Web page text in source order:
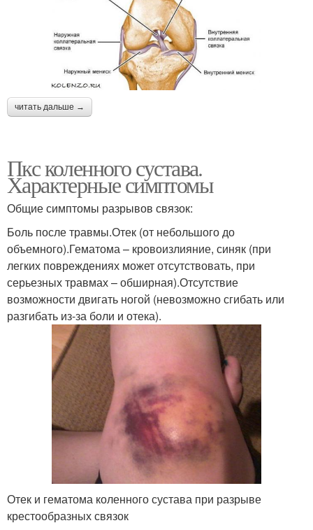
читать дальше →
Пкс коленного сустава.
Характерные симптомы
Общие симптомы разрывов связок:
Боль после травмы.Отек (от небольшого до
объемного).Гематома – кровоизлияние, синяк (при
легких повреждениях может отсутствовать, при
серьезных травмах – обширная).Отсутствие
возможности двигать ногой (невозможно сгибать или
разгибать из-за боли и отека).
Отек и гематома коленного сустава при разрыве
крестообразных связок